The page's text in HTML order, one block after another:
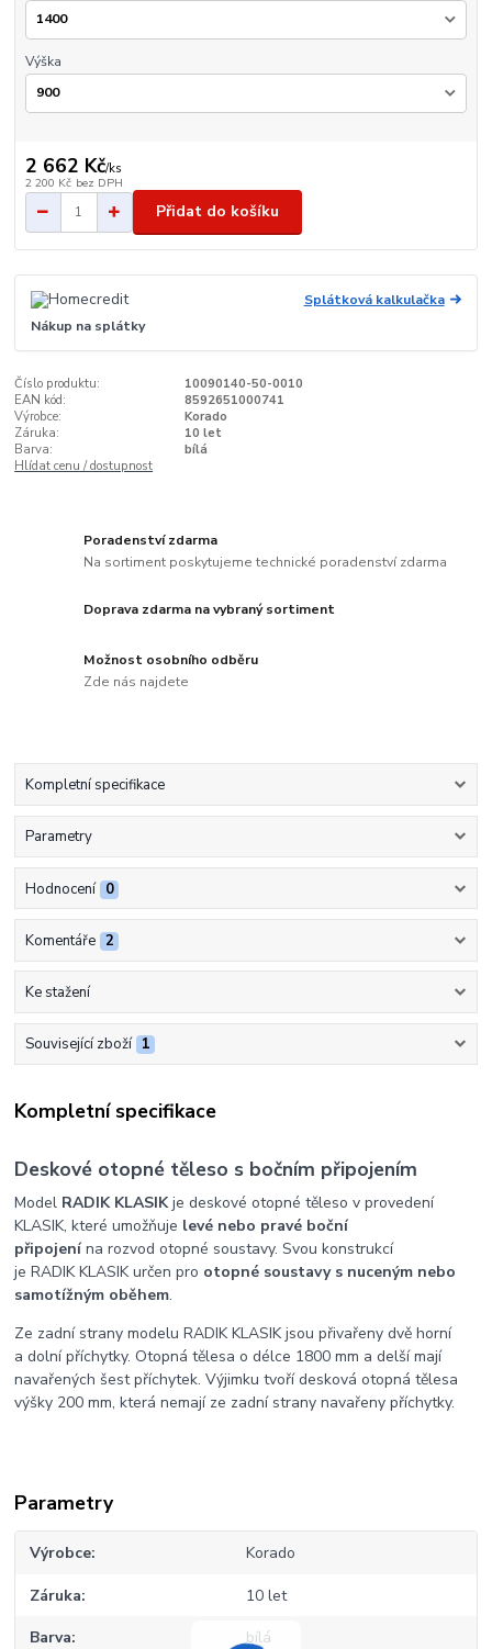
Výška
2 662 Kč/ks
2 200 Kč bez DPH
Přidat do košíku
Splátková kalkulačka
Nákup na splátky
Číslo produktu:
10090140-50-0010
EAN kód:
8592651000741
Výrobce:
Korado
Záruka:
10 let
Barva:
bílá
Hlídat cenu / dostupnost
Poradenství zdarma
Na sortiment poskytujeme technické poradenství zdarma
Doprava zdarma na vybraný sortiment
Možnost osobního odběru
Zde nás najdete
Kompletní specifikace
Parametry
Hodnocení 0
Komentáře 2
Ke stažení
Související zboží 1
Kompletní specifikace
Deskové otopné těleso s bočním připojením
Model RADIK KLASIKje deskové otopné těleso v provedení
KLASIK, které umožňuje levé nebo pravé boční
připojenína rozvod otopné soustavy. Svou konstrukcí
je RADIK KLASIK určen pro otopné soustavy s nuceným nebo
samotížným oběhem.
Ze zadní strany modelu RADIK KLASIK jsou přivařeny dvě horní
a dolní příchytky. Otopná tělesa o délce 1800 mm a delší mají
navařených šest příchytek. Výjimku tvoří desková otopná tělesa
výšky 200 mm, která nemají ze zadní strany navařeny příchytky.
Parametry
Výrobce Korado
Záruka 10 let
Barva bílá